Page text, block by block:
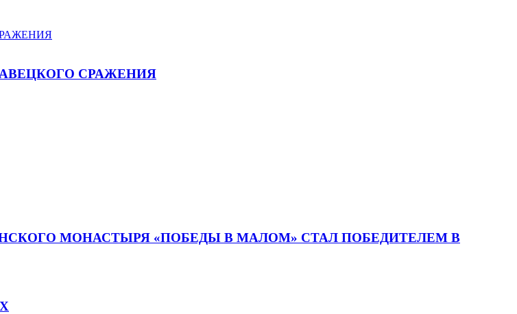
СРАЖЕНИЯ
МОНАСТЫРЯ «ПОБЕДЫ В МАЛОМ» СТАЛ ПОБЕДИТЕЛЕМ В